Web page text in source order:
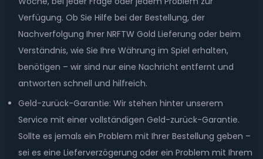
Verfügung. Ob Sie Hilfe bei der Bestellung, der
Nachverfolgung Ihrer NRFTW Gold Lieferung oder beim
Verständnis, wie Sie Ihre Währung im Spiel erhalten,
benötigen – wir sind nur eine Nachricht entfernt und
antworten schnell und hilfreich.
Geld-zurück-Garantie: Wir stehen hinter unserem
Service mit einer vollständigen Geld-zurück-Garantie.
Sollte es jemals ein Problem mit Ihrer Bestellung geben –
sei es eine Lieferverzögerung oder ein Problem mit Ihrem